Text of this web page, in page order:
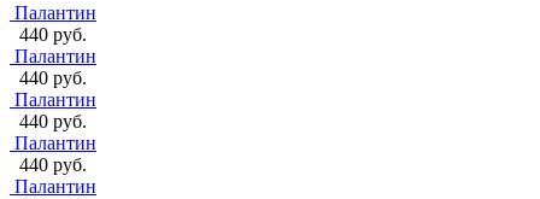
Палантин
440 руб.
Палантин
440 руб.
Палантин
440 руб.
Палантин
440 руб.
Палантин